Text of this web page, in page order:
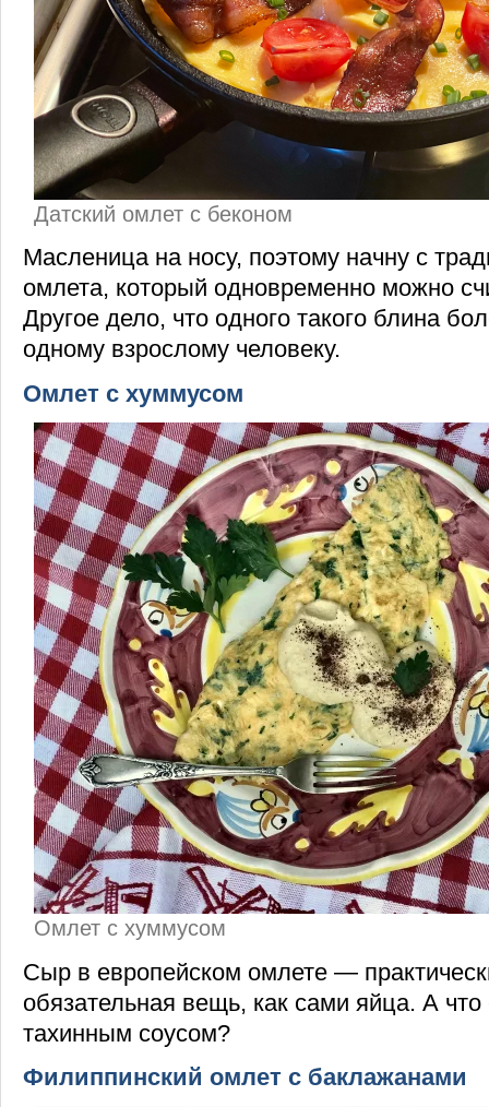
Датский омлет с беконом
Масленица на носу, поэтому начну с
омлета, который одновременно можно
Другое дело, что одного такого блина
одному взрослому человеку.
Омлет с хуммусом
Омлет с хуммусом
Сыр в европейском омлете —
обязательная вещь, как сами яйца. А
тахинным соусом?
Филиппинский омлет с баклажанами